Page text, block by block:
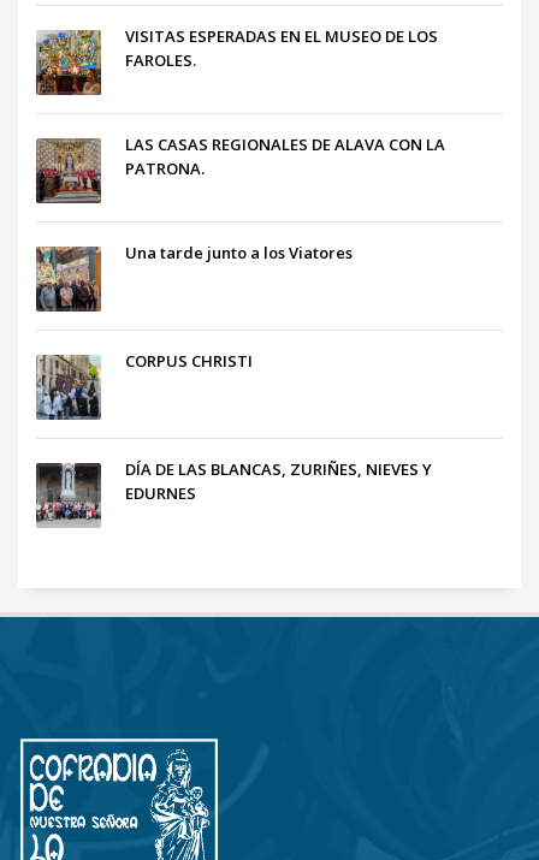
VISITAS ESPERADAS EN EL MUSEO DE LOS
FAROLES.
LAS CASAS REGIONALES DE ALAVA CON LA
PATRONA.
Una tarde junto a los Viatores
CORPUS CHRISTI
DÍA DE LAS BLANCAS, ZURIÑES, NIEVES Y
EDURNES